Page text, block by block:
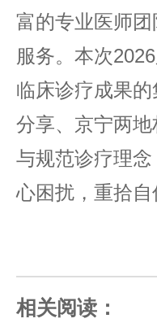
富的专业医师
服务。本次
临床诊疗成果
分享、京宁两
与规范诊疗理
心困扰，重拾自
相关阅读：